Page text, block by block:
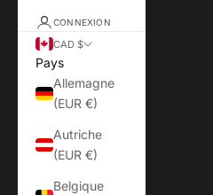
CONNEXION
CAD $
Pays
Allemagne
(EUR €)
Autriche
(EUR €)
Belgique